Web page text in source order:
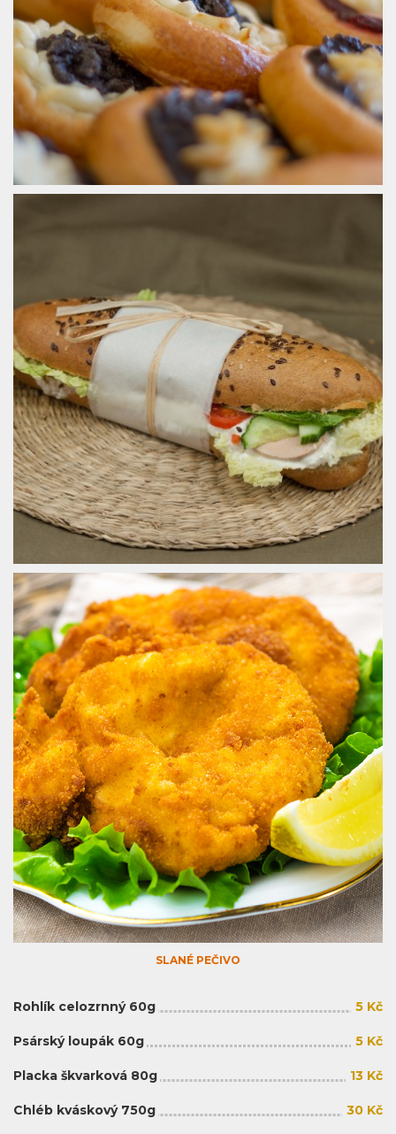
SLANÉ PEČIVO
Rohlík celozrnný 60g 5 Kč
Psárský loupák 60g 5 Kč
Placka škvarková 80g 13 Kč
Chléb kváskový 750g 30 Kč